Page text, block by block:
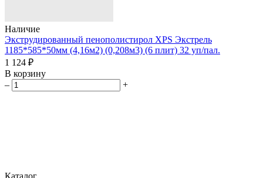
Наличие
Экструдированный пенополистирол XPS Экстрель
1185*585*50мм (4,16м2) (0,208м3) (6 плит) 32 уп/пал.
1 124 ₽
В корзину
–
+
Каталог